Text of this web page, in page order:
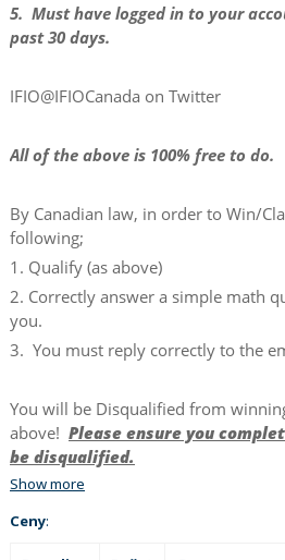
5. Must have logged in to your
past 30 days.
IFIO@IFIOCanada on Twitter
All of the above is 100% free to do.
By Canadian law, in order to Win/
following;
1. Qualify (as above)
2. Correctly answer a simple math
you.
3. You must reply correctly to the
You will be Disqualified from
above! Please ensure you
be disqualified.
Show more
Ceny: